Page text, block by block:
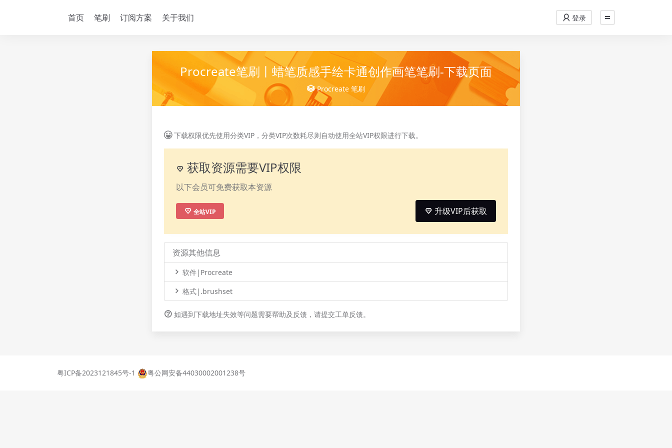
首页 笔刷 订阅方案 关于我们 登录
Procreate笔刷丨蜡笔质感手绘卡通创作画笔笔刷-下载页面
Procreate 笔刷
下载权限优先使用分类VIP，分类VIP次数耗尽则自动使用全站VIP权限进行下载。
获取资源需要VIP权限
以下会员可免费获取本资源
全站VIP 升级VIP后获取
资源其他信息
软件|Procreate
格式|.brushset
如遇到下载地址失效等问题需要帮助及反馈，请提交工单反馈。
粤ICP备2023121845号-1 粤公网安备44030002001238号